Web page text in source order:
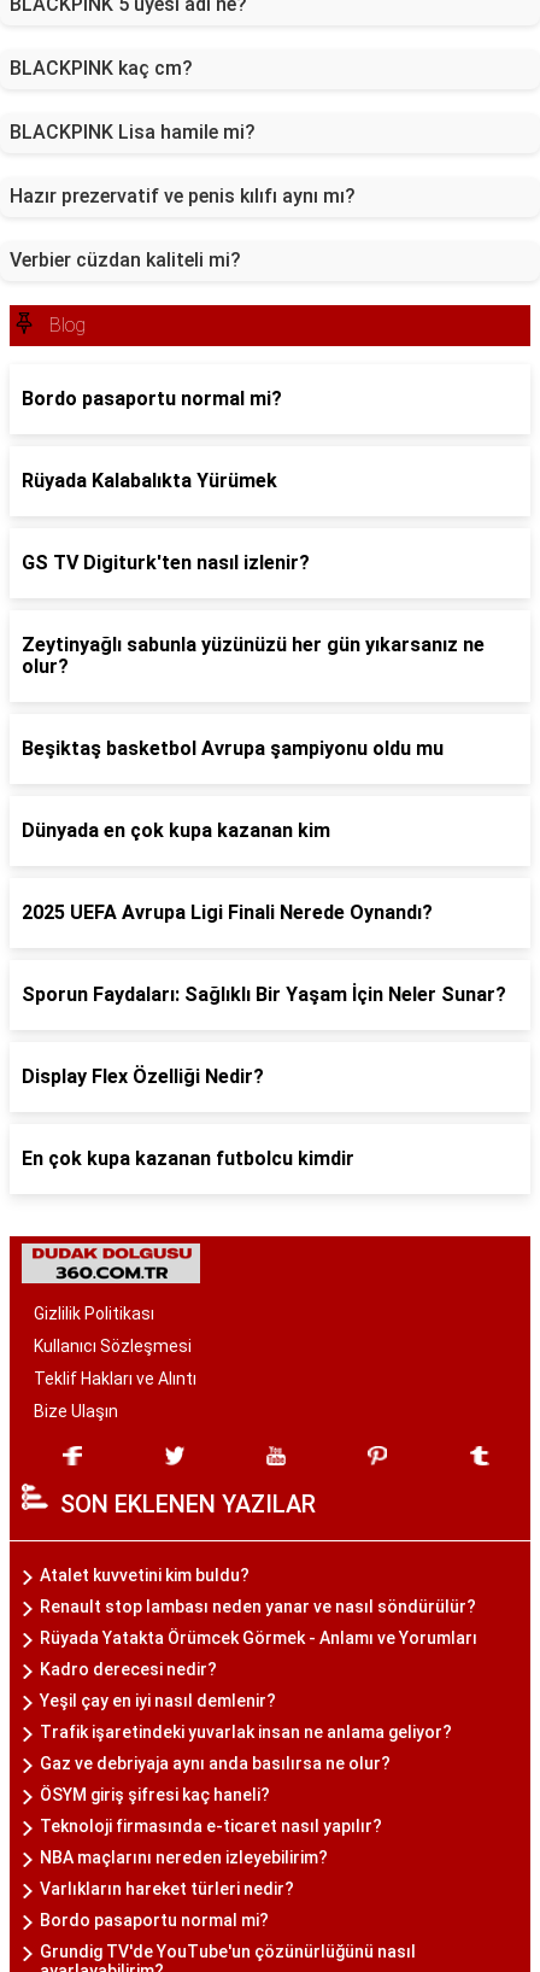
BLACKPINK kaç cm?
BLACKPINK Lisa hamile mi?
Hazır prezervatif ve penis kılıfı aynı mı?
Verbier cüzdan kaliteli mi?
Blog
Bordo pasaportu normal mi?
Rüyada Kalabalıkta Yürümek
GS TV Digiturk'ten nasıl izlenir?
Zeytinyağlı sabunla yüzünüzü her gün yıkarsanız ne
olur?
Beşiktaş basketbol Avrupa şampiyonu oldu mu
Dünyada en çok kupa kazanan kim
2025 UEFA Avrupa Ligi Finali Nerede Oynandı?
Sporun Faydaları: Sağlıklı Bir Yaşam İçin Neler Sunar?
Display Flex Özelliği Nedir?
En çok kupa kazanan futbolcu kimdir
Gizlilik Politikası
Kullanıcı Sözleşmesi
Teklif Hakları ve Alıntı
Bize Ulaşın
SON EKLENEN YAZILAR
Atalet kuvvetini kim buldu?
Renault stop lambası neden yanar ve nasıl söndürülür?
Rüyada Yatakta Örümcek Görmek - Anlamı ve Yorumları
Kadro derecesi nedir?
Yeşil çay en iyi nasıl demlenir?
Trafik işaretindeki yuvarlak insan ne anlama geliyor?
Gaz ve debriyaja aynı anda basılırsa ne olur?
ÖSYM giriş şifresi kaç haneli?
Teknoloji firmasında e-ticaret nasıl yapılır?
NBA maçlarını nereden izleyebilirim?
Varlıkların hareket türleri nedir?
Bordo pasaportu normal mi?
Grundig TV'de YouTube'un çözünürlüğünü nasıl